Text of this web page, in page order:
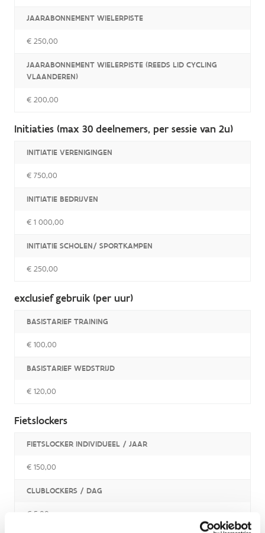
JAARABONNEMENT WIELERPISTE
€ 250,00
JAARABONNEMENT WIELERPISTE (REEDS LID CYCLING
VLAANDEREN)
€ 200,00
Initiaties (max 30 deelnemers, per sessie van 2u)
INITIATIE VERENIGINGEN
€ 750,00
INITIATIE BEDRIJVEN
€ 1 000,00
INITIATIE SCHOLEN/ SPORTKAMPEN
€ 250,00
exclusief gebruik (per uur)
BASISTARIEF TRAINING
€ 100,00
BASISTARIEF WEDSTRIJD
€ 120,00
Fietslockers
FIETSLOCKER INDIVIDUEEL / JAAR
€ 150,00
CLUBLOCKERS / DAG
€ 5,00